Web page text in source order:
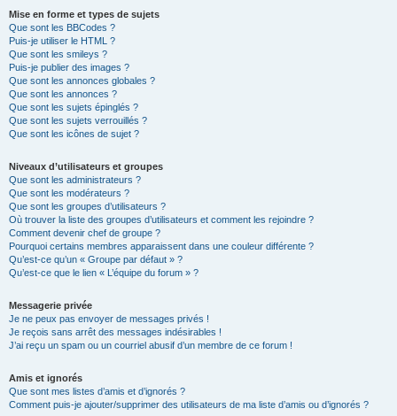
Mise en forme et types de sujets
Que sont les BBCodes ?
Puis-je utiliser le HTML ?
Que sont les smileys ?
Puis-je publier des images ?
Que sont les annonces globales ?
Que sont les annonces ?
Que sont les sujets épinglés ?
Que sont les sujets verrouillés ?
Que sont les icônes de sujet ?
Niveaux d’utilisateurs et groupes
Que sont les administrateurs ?
Que sont les modérateurs ?
Que sont les groupes d’utilisateurs ?
Où trouver la liste des groupes d’utilisateurs et comment les rejoindre ?
Comment devenir chef de groupe ?
Pourquoi certains membres apparaissent dans une couleur différente ?
Qu’est-ce qu’un « Groupe par défaut » ?
Qu’est-ce que le lien « L’équipe du forum » ?
Messagerie privée
Je ne peux pas envoyer de messages privés !
Je reçois sans arrêt des messages indésirables !
J’ai reçu un spam ou un courriel abusif d’un membre de ce forum !
Amis et ignorés
Que sont mes listes d’amis et d’ignorés ?
Comment puis-je ajouter/supprimer des utilisateurs de ma liste d’amis ou d’ignorés ?